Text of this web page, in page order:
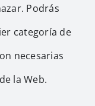
Podrás
categoría de
necesarias
la Web.